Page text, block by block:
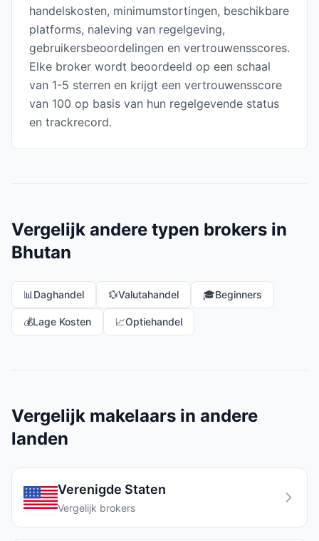
handelskosten, minimumstortingen, beschikbare
platforms, naleving van regelgeving,
gebruikersbeoordelingen en vertrouwensscores.
Elke broker wordt beoordeeld op een schaal
van 1-5 sterren en krijgt een vertrouwensscore
van 100 op basis van hun regelgevende status
en trackrecord.
Vergelijk andere typen brokers in
Bhutan
📊 Daghandel 💱Valutahandel 🎓Beginners
💰Lage Kosten 📈Optiehandel
Vergelijk makelaars in andere
landen
Verenigde Staten
Vergelijk brokers